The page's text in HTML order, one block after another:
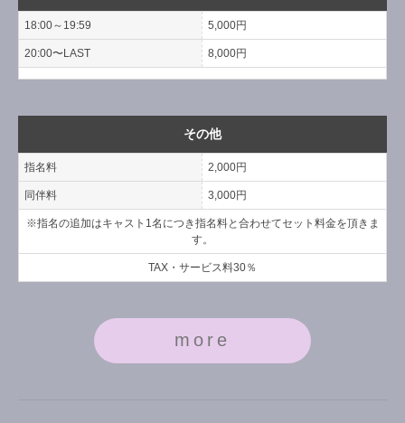
18:00～19:59 5,000円
20:00〜LAST 8,000円
その他
指名料 2,000円
同伴料 3,000円
※指名の追加はキャスト1名につき指名料と合わせてセット料金を頂きま
す。
TAX・サービス料30％
more